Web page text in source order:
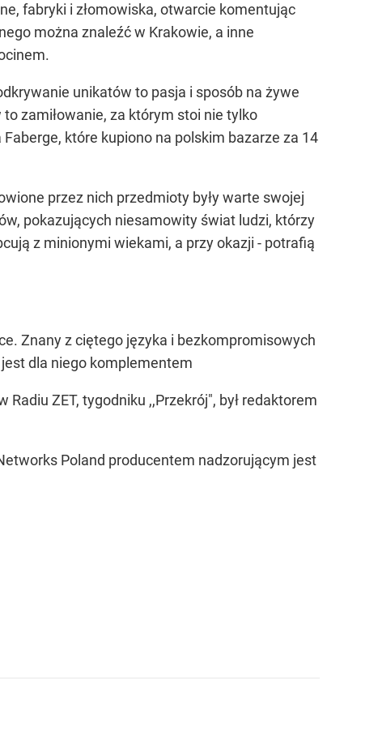
fabryki i złomowiska, otwarcie komentując
można znaleźć w Krakowie, a inne
unikatów to pasja i sposób na żywe
zamiłowanie, za którym stoi nie tylko
które kupiono na polskim bazarze za 14
przez nich przedmioty były warte swojej
pokazujących niesamowity świat ludzi, którzy
z minionymi wiekami, a przy okazji - potrafią
Znany z ciętego języka i bezkompromisowych
dla niego komplementem
ZET, tygodniku ,,Przekrój", był redaktorem
Teraz '44
Poland producentem nadzorującym jest